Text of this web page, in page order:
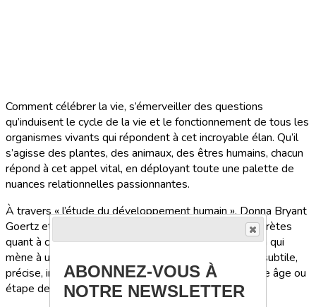
Comment célébrer la vie, s’émerveiller des questions
qu’induisent le cycle de la vie et le fonctionnement de tous les
organismes vivants qui répondent à cet incroyable élan. Qu’il
s’agisse des plantes, des animaux, des êtres humains, chacun
répond à cet appel vital, en déployant toute une palette de
nuances relationnelles passionnantes.
À travers « l’étude du développement humain », Donna Bryant
Goertz et Joseph Aken, apportent des réponses concrètes
quant à ces questions inhérentes à la vie et au chemin qui
mène à une parentalité consciente par une approche subtile,
précise, intelligente, pragmatique et adaptée à chaque âge ou
étape de développement de l’enfant.
ABONNEZ-VOUS À
NOTRE NEWSLETTER